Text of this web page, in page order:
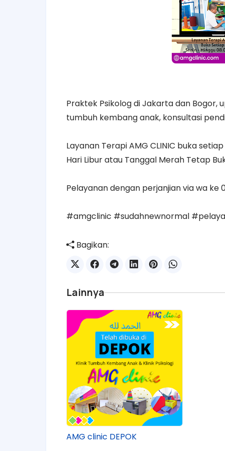
Praktek Psikolog di Jakarta dan
tumbuh kembang anak, konsultasi
Layanan Terapi AMG CLINIC buka
Hari Libur atau Tanggal Merah Tetap
Pelayanan dengan perjanjian via wa ke
#amgclinic #sudahnewnormal
Bagikan:
Lainnya
AMG clinic DEPOK